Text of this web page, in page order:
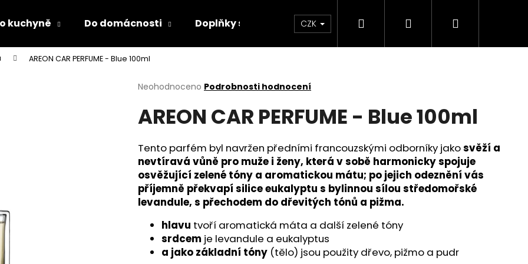
kuchyně Do domácnosti Doplňky s LED světlem Zdraví Výprodej skladových
CZK Hledat PřihlášeníNákupní
AREON CAR PERFUME - Blue 100ml
Průměrné
produktu
je
z
5
hvězdiček.
Neohodnoceno Podrobnosti hodnocení
AREON CAR PERFUME - Blue 100ml
Tento parfém byl navržen předními francouzskými odborníky jakosvěží a
nevtíravá vůně pro muže i ženy, která v sobě harmonicky spojuje
osvěžující zelené tóny a aromatickou mátu; po jejich odeznění vás
příjemně překvapí silice eukalyptu s bylinnou sílou středomořské
levandule, s přechodem do dřevitých tónů a pižma.
hlavu tvoří aromatická máta a další zelené tóny
srdcem je levandule a eukalyptus
a jako základní tóny (tělo) jsou použity dřevo, pižmo a pudr
Co potřebujete najít?
HLEDAT
PÁNEVNÍ PROLOŽKY SADA 3 KUSY
LÁHEV NA PITÍ SKLENĚNÁ V OCHRANNÉM